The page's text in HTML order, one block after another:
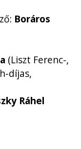
Boráros
(Liszt Ferenc-,
díjas,
Ráhel